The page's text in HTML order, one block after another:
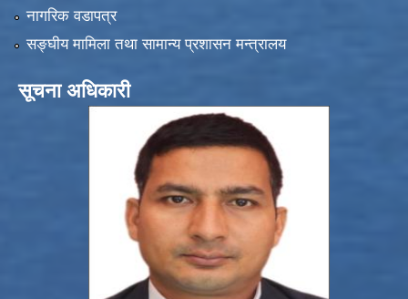
नागरिक वडापत्र
सङ्‍घीय मामिला तथा सामान्य प्रशासन मन्त्रालय
सूचना अधिकारी